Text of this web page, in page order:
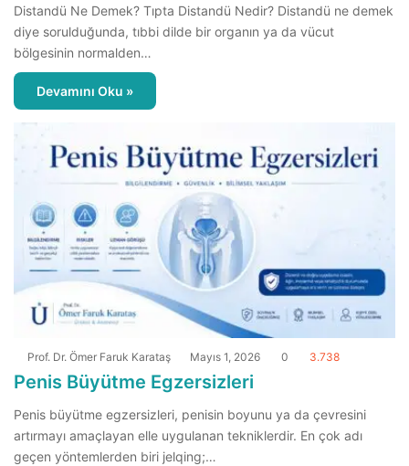
Distandü Ne Demek? Tıpta Distandü Nedir? Distandü ne demek
diye sorulduğunda, tıbbi dilde bir organın ya da vücut
bölgesinin normalden…
Devamını Oku »
Prof. Dr. Ömer Faruk Karataş Mayıs 1, 2026 0 3.738
Penis Büyütme Egzersizleri
Penis büyütme egzersizleri, penisin boyunu ya da çevresini
artırmayı amaçlayan elle uygulanan tekniklerdir. En çok adı
geçen yöntemlerden biri jelqing;…